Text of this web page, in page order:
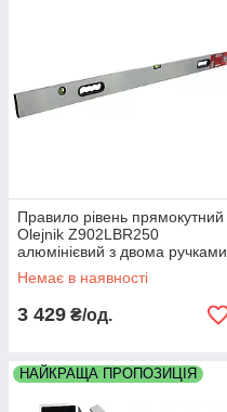
Правило рівень прямокутний
Olejnik Z902LBR250
алюмінієвий з двома ручками
2500мм (2.5 метри) дві
площини два глазка
Немає в наявності
3 429 ₴/од.
НАЙКРАЩА ПРОПОЗИЦІЯ